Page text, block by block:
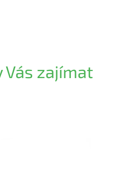
Vás zajímat